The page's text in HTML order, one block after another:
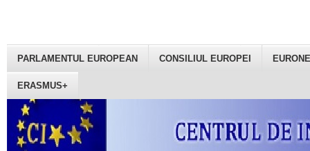
PARLAMENTUL EUROPEAN CONSILIUL EUROPEI
ERASMUS+